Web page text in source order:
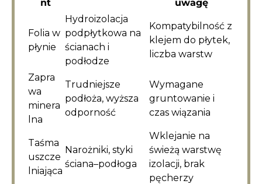
nt uwagę
Folia w
płynie
Hydroizolacja
podpłytkowa na
ścianach i
podłodze
Kompatybilność z
klejem do płytek,
liczba warstw
Zapra
wa
minera
lna
Trudniejsze
podłoża, wyższa
odporność
Wymagane
gruntowanie i
czas wiązania
Taśma
uszcze
lniająca
Narożniki, styki
ściana–podłoga
Wklejanie na
świeżą warstwę
izolacji, brak
pęcherzy